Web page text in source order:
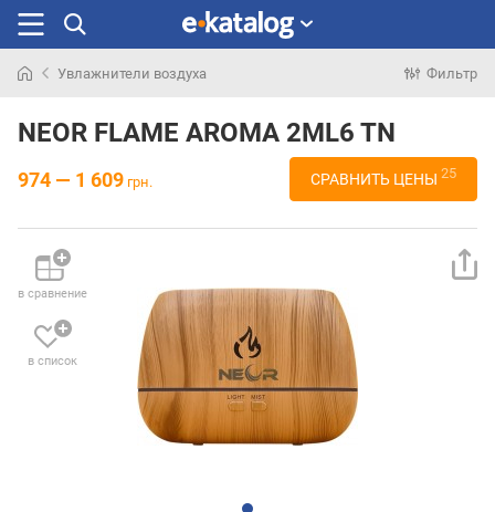
раньше
Увлажнители воздуха Фильтр
NEOR FLAME AROMA 2ML6 TN
974 — 1 609 грн. СРАВНИТЬ ЦЕНЫ 25
в сравнение
в список